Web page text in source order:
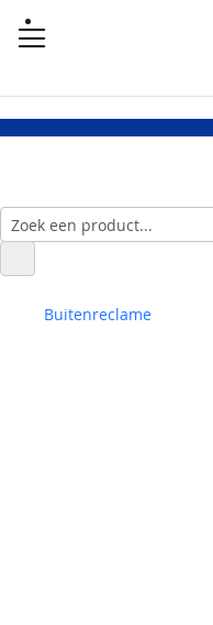
Buitenreclame